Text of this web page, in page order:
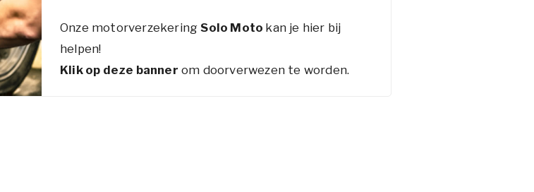
Onze motorverzekeringSolo Moto kan je hier bij
helpen!
Klik op deze banner om doorverwezen te worden.